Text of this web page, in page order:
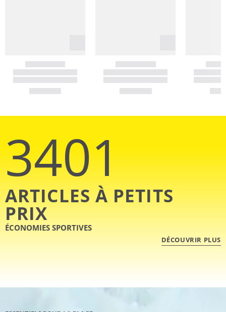
3401
ARTICLES À PETITS
PRIX
ÉCONOMIES SPORTIVES
DÉCOUVRIR PLUS